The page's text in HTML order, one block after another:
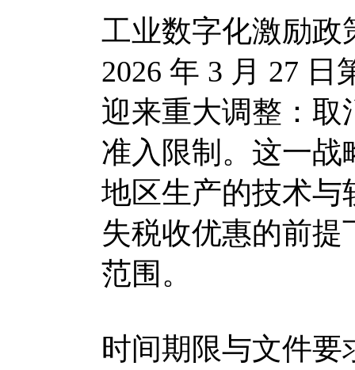
工业数字化激励政
2026 年 3 月 27
迎来重大调整：取
准入限制。这一战
地区生产的技术与
失税收优惠的前
范围。
时间期限与文件要